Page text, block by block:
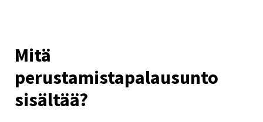
Mitä
perustamistapalausunto
sisältää?